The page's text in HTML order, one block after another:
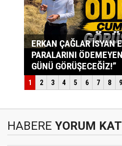
HABERE YORUM KAT